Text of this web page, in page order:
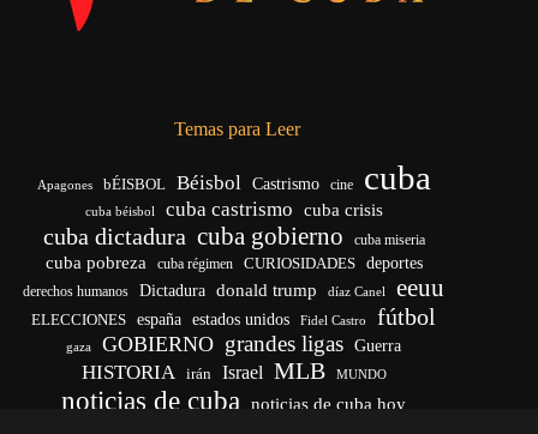
Temas para Leer
Apagones bÉISBOL Béisbol Castrismo cine cuba
cuba béisbol cuba castrismo cuba crisis
cuba dictadura cuba gobierno cuba miseria
cuba pobreza cuba régimen CURIOSIDADES deportes
derechos humanos Dictadura donald trump díaz Canel eeuu
ELECCIONES españa estados unidos Fidel Castro fútbol
gaza GOBIERNO grandes ligas Guerra
HISTORIA irán Israel MLB MUNDO
noticias de cuba
noticias de cuba hoy